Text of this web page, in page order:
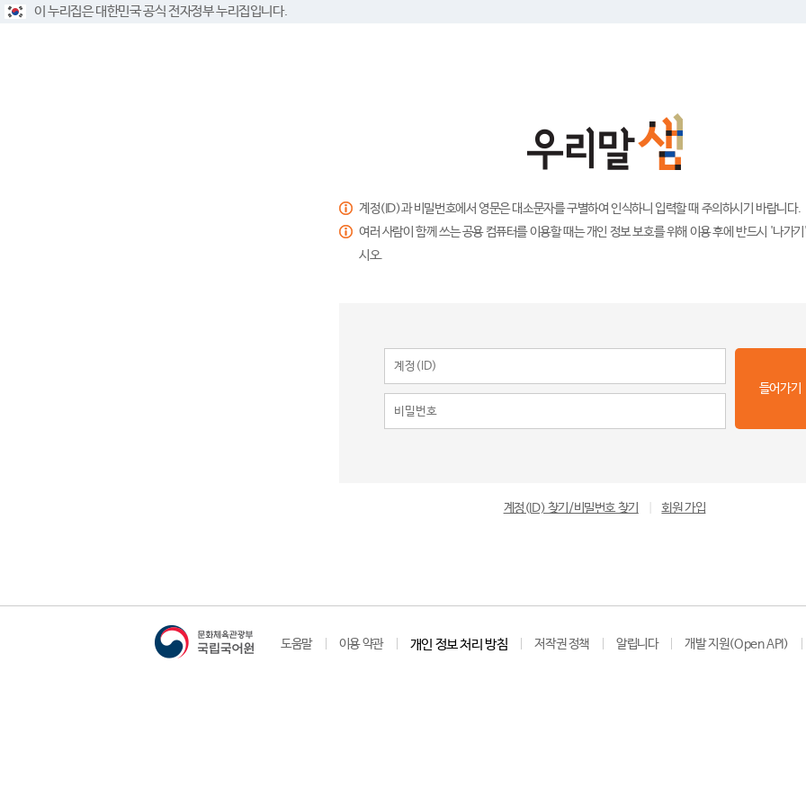
이 누리집은 대한민국 공식 전자정부 누리집입니다.
계정(ID)과 비밀번호에서 영문은 대소문자를 구별하여 인식하니 입력할 때 주의하시기 바랍니다.
여러 사람이 함께 쓰는 공용 컴퓨터를 이용할 때는 개인 정보 보호를 위해 이용 후에 반드시 '나가
시오.
들어가기
계정(ID) 찾기/비밀번호 찾기 회원 가입
도움말 이용 약관 개인 정보 처리 방침 저작권 정책 알립니다 개발 지원(Open API)